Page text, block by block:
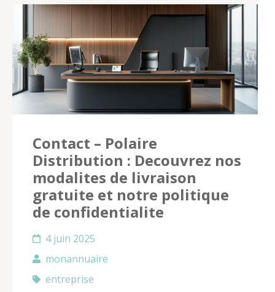
Contact – Polaire
Distribution : Decouvrez nos
modalites de livraison
gratuite et notre politique
de confidentialite
4 juin 2025
monannuaire
entreprise